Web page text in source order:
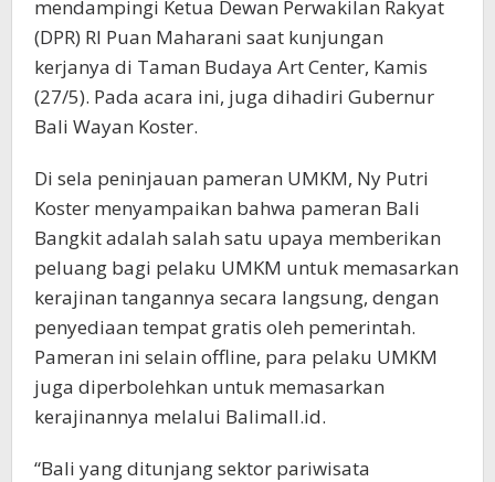
mendampingi Ketua Dewan Perwakilan Rakyat
(DPR) RI Puan Maharani saat kunjungan
kerjanya di Taman Budaya Art Center, Kamis
(27/5). Pada acara ini, juga dihadiri Gubernur
Bali Wayan Koster.
Di sela peninjauan pameran UMKM, Ny Putri
Koster menyampaikan bahwa pameran Bali
Bangkit adalah salah satu upaya memberikan
peluang bagi pelaku UMKM untuk memasarkan
kerajinan tangannya secara langsung, dengan
penyediaan tempat gratis oleh pemerintah.
Pameran ini selain offline, para pelaku UMKM
juga diperbolehkan untuk memasarkan
kerajinannya melalui Balimall.id.
“Bali yang ditunjang sektor pariwisata